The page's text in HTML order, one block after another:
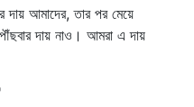
দায় আমাদের, তার পর মেয়ে
দায় নাও। আমরা এ দায়